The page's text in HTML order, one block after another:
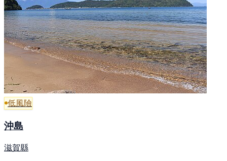
低風險
沖島
滋賀縣